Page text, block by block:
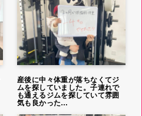
産後に中々体重が落ちなくてジ
ムを探していました。子連れで
も通えるジムを探していて雰囲
気も良かった…